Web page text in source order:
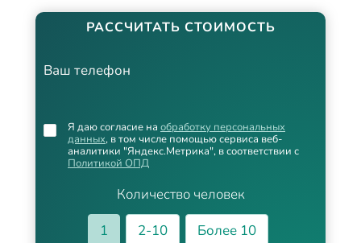
РАССЧИТАТЬ СТОИМОСТЬ
Ваш телефон
Количество человек
1
2-10
Более 10
Я даю согласие на обработку персональных
данных, в том числе помощью сервиса веб-
аналитики "Яндекс.Метрика", в соответствии с
Политикой ОПД